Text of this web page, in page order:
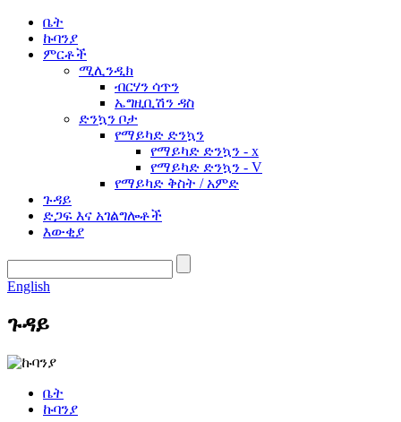
ቤት
ኩባንያ
ምርቶች
ሚሊንዲክ
ብርሃን ሳጥን
ኤግዚቢሽን ዳስ
ድንኳን ቦታ
የማይካድ ድንኳን
የማይካድ ድንኳን - x
የማይካድ ድንኳን - V
የማይካድ ቅስት / አምድ
ጉዳይ
ድጋፍ እና አገልግሎቶች
እውቂያ
English
ጉዳይ
ቤት
ኩባንያ